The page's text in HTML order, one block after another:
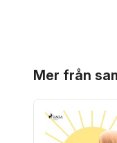
Mer från